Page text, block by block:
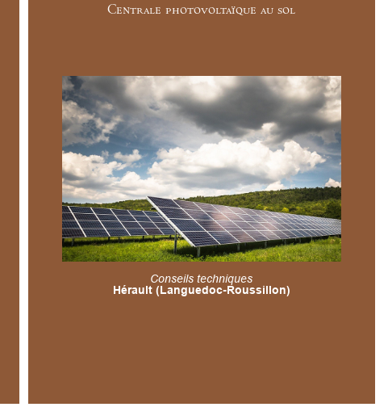
Centrale photovoltaïque au sol
Conseils techniques
Hérault (Languedoc-Roussillon)